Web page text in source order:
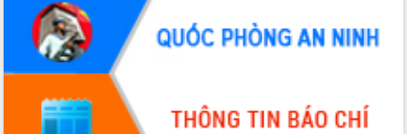
sầu riêng tại Đắk Lắk
Trình diễn nghệ thuật chế biến các
món ăn từ sầu riêng
Đắk Lắk công bố Quy hoạch và xúc
Ngành cá ngừ Đắk Lắk chủ động thích
ứng để giữ vững thị trường xuất khẩu